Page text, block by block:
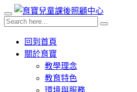
回到首頁
關於育寶
教學理念
教育特色
環境與服務